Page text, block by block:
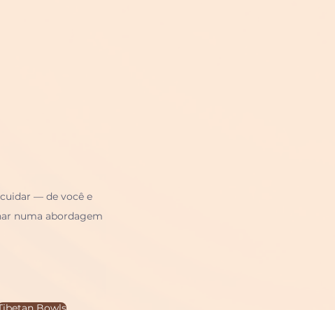
— de você e
numa abordagem